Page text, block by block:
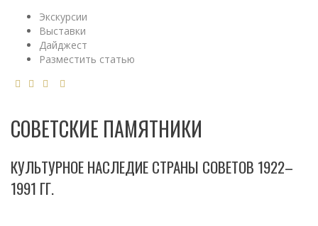
Экскурсии
Выставки
Дайджест
Разместить статью
СОВЕТСКИЕ ПАМЯТНИКИ
КУЛЬТУРНОЕ НАСЛЕДИЕ СТРАНЫ СОВЕТОВ 1922–
1991 ГГ.